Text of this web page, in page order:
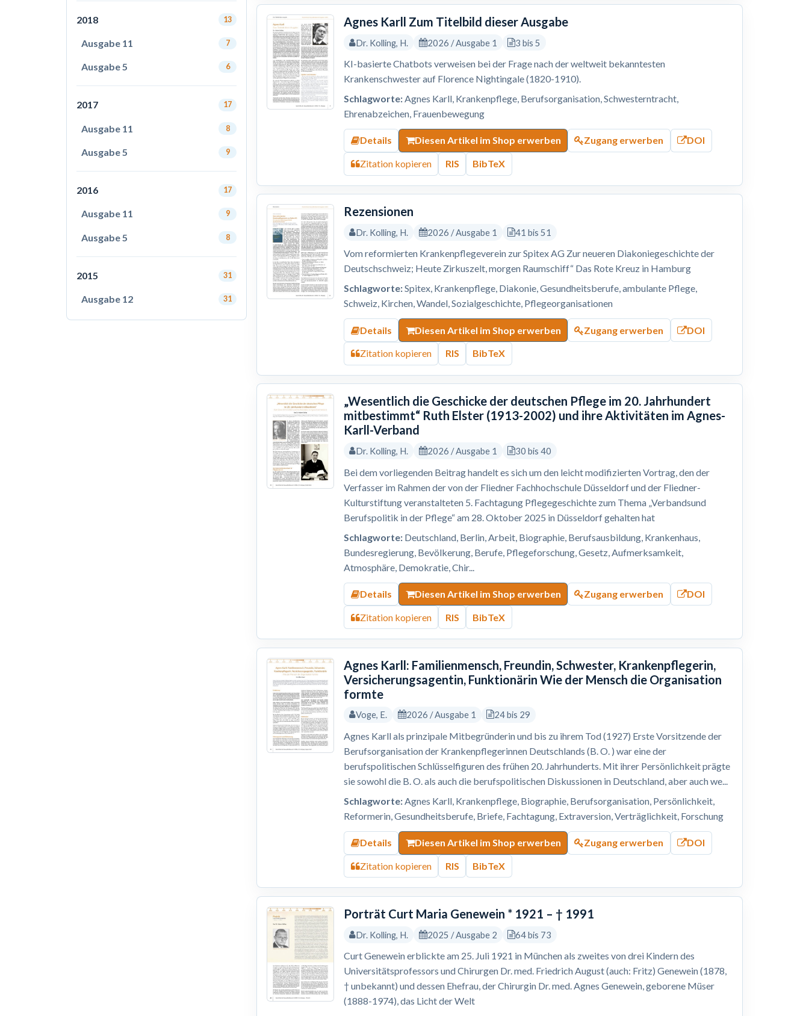
2018 13
Ausgabe 11 7
Ausgabe 5 6
2017 17
Ausgabe 11 8
Ausgabe 5 9
2016 17
Ausgabe 11 9
Ausgabe 5 8
2015 31
Ausgabe 12 31
Agnes Karll Zum Titelbild dieser Ausgabe
Dr. Kolling, H. 2026 / Ausgabe 1 3 bis 5
KI-basierte Chatbots verweisen bei der Frage nach der weltweit bekanntesten
Krankenschwester auf Florence Nightingale (1820-1910).
Schlagworte:Agnes Karll, Krankenpflege, Berufsorganisation, Schwesterntracht,
Ehrenabzeichen, Frauenbewegung
Details Diesen Artikel im Shop erwerben Zugang erwerben DOI
Zitation kopieren RIS BibTeX
Rezensionen
Dr. Kolling, H. 2026 / Ausgabe 1 41 bis 51
Vom reformierten Krankenpflegeverein zur Spitex AG Zur neueren Diakoniegeschichte der
Deutschschweiz; Heute Zirkuszelt, morgen Raumschiff“ Das Rote Kreuz in Hamburg
Schlagworte:Spitex, Krankenpflege, Diakonie, Gesundheitsberufe, ambulante Pflege,
Schweiz, Kirchen, Wandel, Sozialgeschichte, Pflegeorganisationen
Details Diesen Artikel im Shop erwerben Zugang erwerben DOI
Zitation kopieren RIS BibTeX
„Wesentlich die Geschicke der deutschen Pflege im 20. Jahrhundert
mitbestimmt“ Ruth Elster (1913-2002) und ihre Aktivitäten im Agnes-
Karll-Verband
Dr. Kolling, H. 2026 / Ausgabe 1 30 bis 40
Bei dem vorliegenden Beitrag handelt es sich um den leicht modifizierten Vortrag, den der
Verfasser im Rahmen der von der Fliedner Fachhochschule Düsseldorf und der Fliedner-
Kulturstiftung veranstalteten 5. Fachtagung Pflegegeschichte zum Thema „Verbandsund
Berufspolitik in der Pflege“ am 28. Oktober 2025 in Düsseldorf gehalten hat
Schlagworte: Deutschland, Berlin, Arbeit, Biographie, Berufsausbildung, Krankenhaus,
Bundesregierung, Bevölkerung, Berufe, Pflegeforschung, Gesetz, Aufmerksamkeit,
Atmosphäre, Demokratie, Chir...
Details Diesen Artikel im Shop erwerben Zugang erwerben DOI
Zitation kopieren RIS BibTeX
Agnes Karll: Familienmensch, Freundin, Schwester, Krankenpflegerin,
Versicherungsagentin, Funktionärin Wie der Mensch die Organisation
formte
Voge, E. 2026 / Ausgabe 1 24 bis 29
Agnes Karll als prinzipale Mitbegründerin und bis zu ihrem Tod (1927) Erste Vorsitzende der
Berufsorganisation der Krankenpflegerinnen Deutschlands (B. O. ) war eine der
berufspolitischen Schlüsselfiguren des frühen 20. Jahrhunderts. Mit ihrer Persönlichkeit prägte
sie sowohl die B. O. als auch die berufspolitischen Diskussionen in Deutschland, aber auch we...
Schlagworte:Agnes Karll, Krankenpflege, Biographie, Berufsorganisation, Persönlichkeit,
Reformerin, Gesundheitsberufe, Briefe, Fachtagung, Extraversion, Verträglichkeit, Forschung
Details Diesen Artikel im Shop erwerben Zugang erwerben DOI
Zitation kopieren RIS BibTeX
Porträt Curt Maria Genewein * 1921 – † 1991
Dr. Kolling, H. 2025 / Ausgabe 2 64 bis 73
Curt Genewein erblickte am 25. Juli 1921 in München als zweites von drei Kindern des
Universitätsprofessors und Chirurgen Dr. med. Friedrich August (auch: Fritz) Genewein (1878,
† unbekannt) und dessen Ehefrau, der Chirurgin Dr. med. Agnes Genewein, geborene Müser
(1888-1974), das Licht der Welt